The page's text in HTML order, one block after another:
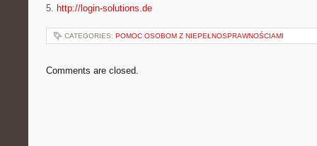
5. http://login-solutions.de
CATEGORIES: POMOC OSOBOM Z NIEPEŁNOSPRAWNOŚCIAMI
Comments are closed.